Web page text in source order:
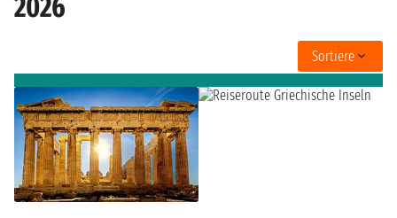
2026
Sortiere